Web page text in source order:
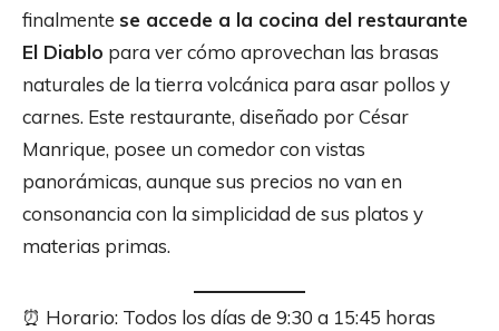
finalmente se accede a la cocina del restaurante
El Diablo para ver cómo aprovechan las brasas
naturales de la tierra volcánica para asar pollos y
carnes. Este restaurante, diseñado por César
Manrique, posee un comedor con vistas
panorámicas, aunque sus precios no van en
consonancia con la simplicidad de sus platos y
materias primas.
⏰ Horario: Todos los días de 9:30 a 15:45 horas